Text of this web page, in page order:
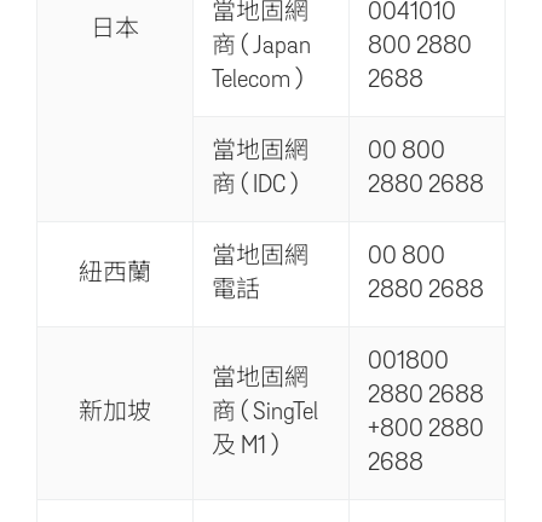
日本
當地固網
商 ( Japan
Telecom )
0041010
800 2880
2688
當地固網
商 ( IDC )
00 800
2880 2688
紐西蘭
當地固網
電話
00 800
2880 2688
新加坡
當地固網
商 ( SingTel
及 M1 )
001800
2880 2688
+800 2880
2688